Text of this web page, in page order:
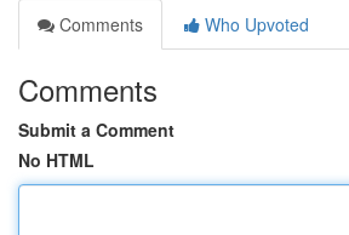
Comments
Who Upvoted
Comments
Submit a Comment
No HTML